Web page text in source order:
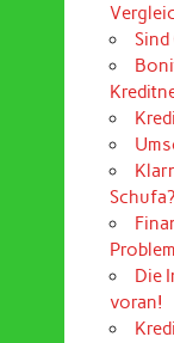
Schufa?
Die
voran!